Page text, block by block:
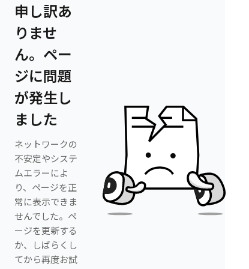
申し訳あ
りませ
ん。ペー
ジに問題
が発生し
ました
ネットワークの
不安定やシステ
ムエラーによ
り、ページを正
常に表示できま
せんでした。ペ
ージを更新する
か、しばらくし
てから再度お試